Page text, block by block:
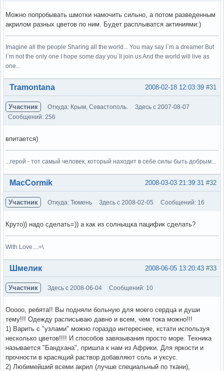
Можно попробывать шмотки намочить сильно, а потом разведенным
акрилом разных цветов по ним. Будет расплыватся актиниями:)
Imagine all the people Sharing all the world... You may say I`m a dreamer But
I`m not the only one I hope some day you`ll join us And the world will live as
one...
Вне форума #31
2008-02-18 12:03:39
Tramontana
Участник Откуда: Крым, Севастополь.
Здесь с 2007-08-07
Сообщений: 256
впитается)
...герой - тот самый человек, который находит в себе силы быть добрым...
Вне форума #32
2008-03-03 21:39:31
MacCormik
Участник Откуда: Тюмень Здесь с 2008-02-05 Сообщений: 16
Круто)) надо сделать=)) а как из солныщка пацифик сделать?
With Love....=\
Вне форума #33
2008-06-05 13:20:43
Шмелик
Участник Здесь с 2008-06-04 Сообщений: 10
Ооооо, ребята!! Вы подняли больную для моего сердца и души
тему!!! Одежду расписываю давно и всем, чем тока можно!!!
1) Варить с "узлами" можно гораздо интереснее, кстати используя
несколько цветов!!!! И способов завязывания просто море. Техника
называется "Бандхана", пришла к нам из Африки. Для яркости и
прочности в красящий раствор добавляют соль и уксус.
2) Любимейший всеми акрил (лучше специальный по ткани),